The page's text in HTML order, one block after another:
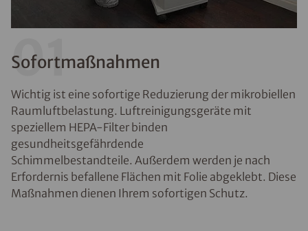
01
Sofortmaßnahmen
Wichtig ist eine sofortige Reduzierung der mikrobiellen
Raumluftbelastung. Luftreinigungsgeräte mit
speziellem HEPA-Filter binden
gesundheitsgefährdende
Schimmelbestandteile. Außerdem werden je nach
Erfordernis befallene Flächen mit Folie abgeklebt. Diese
Maßnahmen dienen Ihrem sofortigen Schutz.